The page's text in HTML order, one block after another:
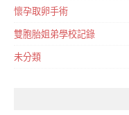
懷孕取卵手術
雙胞胎姐弟學校記錄
未分類